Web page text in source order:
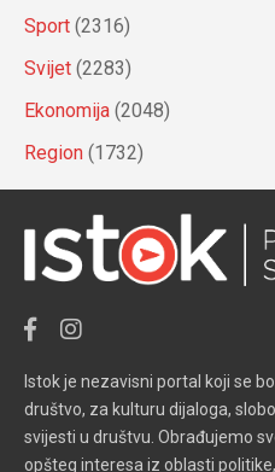
Sport (2316)
Svijet (2283)
Ekonomija (2048)
Region (1732)
Istok je nezavisni portal koji se
društvo, za kulturu dijaloga,
svijesti u društvu. Obrađujemo
opšteg interesa iz oblasti